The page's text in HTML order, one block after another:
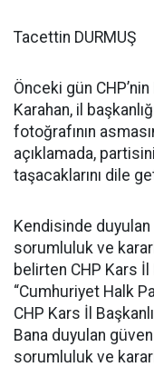
Tacettin DURMUŞ
Önceki gün
Karahan, il
fotoğrafının
açıklamada,
taşacaklarını dile
Kendisinde
sorumluluk ve
belirten CHP Kars İl
“Cumhuriyet Halk
CHP Kars İl
Bana duyulan
sorumluluk ve